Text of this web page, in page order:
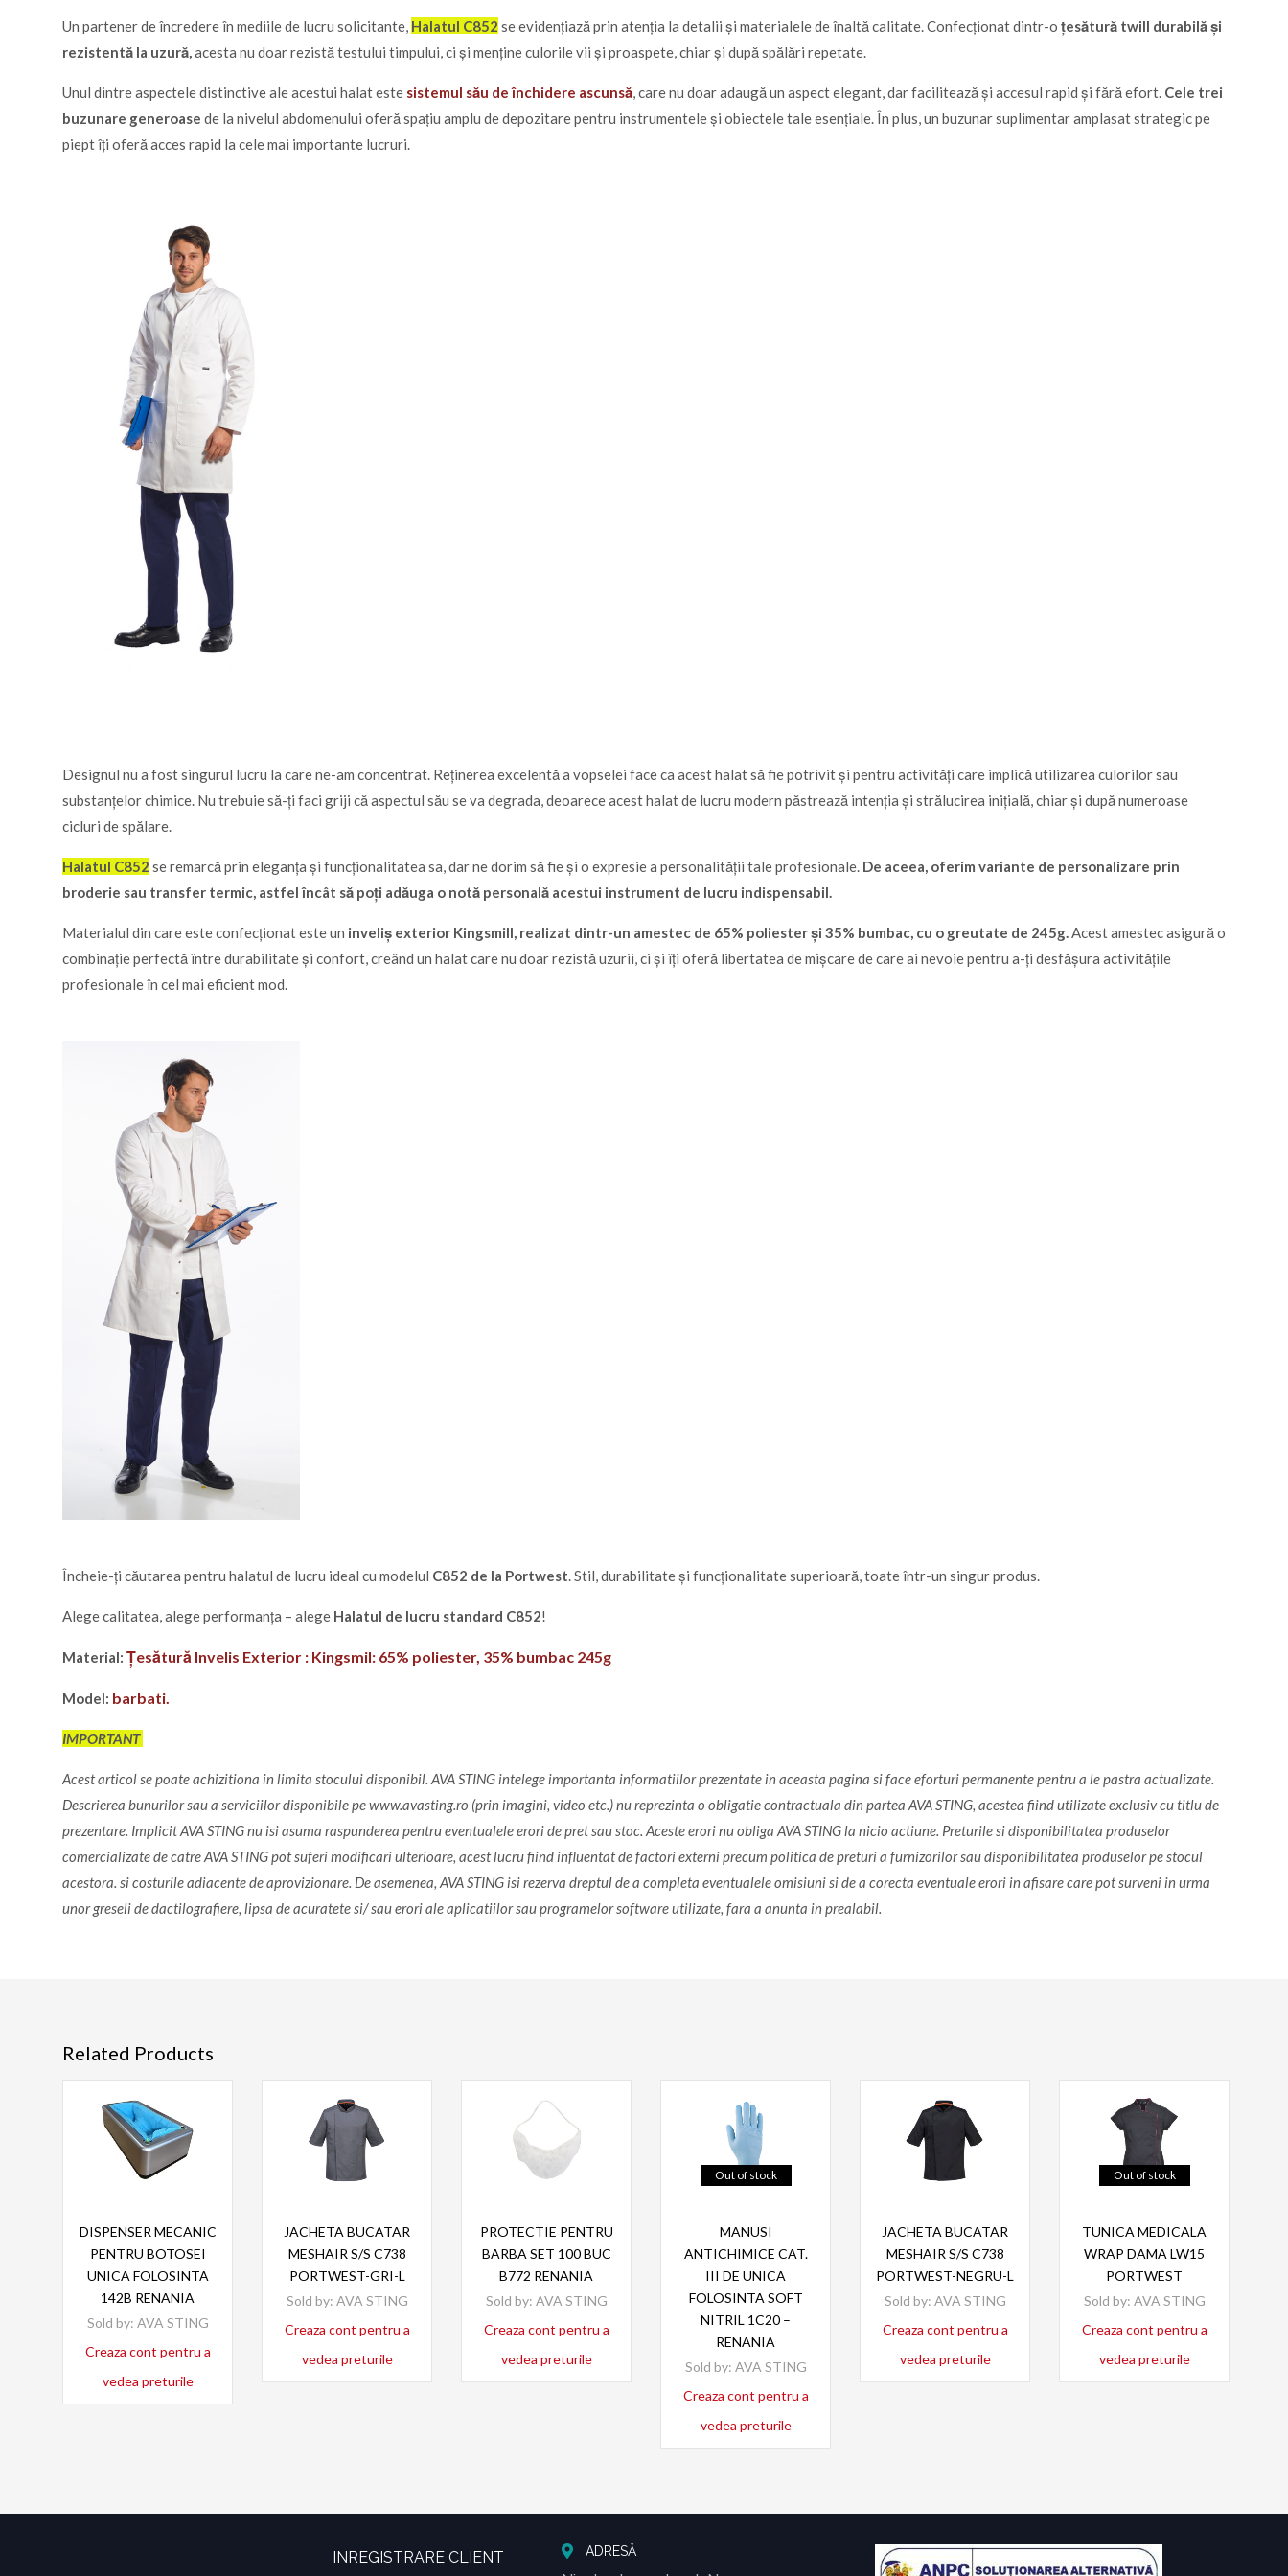
Un partener de încredere în mediile de lucru solicitante, Halatul C852 se evidențiază prin atenția la detalii și materialele de înaltă calitate. Confecționat dintr-o țesătură twill durabilă și
rezistentă la uzură,acesta nu doar rezistă testului timpului, ci și menține culorile vii și proaspete, chiar și după spălări repetate.
Unul dintre aspectele distinctive ale acestui halat este sistemul său de închidere ascunsă, care nu doar adaugă un aspect elegant, dar facilitează și accesul rapid și fără efort. Cele trei
buzunare generoase de la nivelul abdomenului oferă spațiu amplu de depozitare pentru instrumentele și obiectele tale esențiale. În plus, un buzunar suplimentar amplasat strategic pe
piept îți oferă acces rapid la cele mai importante lucruri.
Designul nu a fost singurul lucru la care ne-am concentrat. Reținerea excelentă a vopselei face ca acest halat să fie potrivit și pentru activități care implică utilizarea culorilor sau
substanțelor chimice. Nu trebuie să-ți faci griji că aspectul său se va degrada, deoarece acest halat de lucru modern păstrează intenția și strălucirea inițială, chiar și după numeroase
cicluri de spălare.
Halatul C852 se remarcă prin eleganța și funcționalitatea sa, dar ne dorim să fie și o expresie a personalității tale profesionale. De aceea, oferim variante de personalizare prin
broderie sau transfer termic, astfel încât să poți adăuga o notă personală acestui instrument de lucru indispensabil.
Materialul din care este confecționat este un inveliș exterior Kingsmill, realizat dintr-un amestec de 65% poliester și 35% bumbac, cu o greutate de 245g.Acest amestec asigură o
combinație perfectă între durabilitate și confort, creând un halat care nu doar rezistă uzurii, ci și îți oferă libertatea de mișcare de care ai nevoie pentru a-ți desfășura activitățile
profesionale în cel mai eficient mod.
Încheie-ți căutarea pentru halatul de lucru ideal cu modelul C852 de la Portwest. Stil, durabilitate și funcționalitate superioară, toate într-un singur produs.
Alege calitatea, alege performanța – alege Halatul de lucru standard C852!
Material: Țesătură Invelis Exterior : Kingsmil: 65% poliester, 35% bumbac 245g
Model: barbati.
IMPORTANT
Acest articol se poate achizitiona in limita stocului disponibil. AVA STING intelege importanta informatiilor prezentate in aceasta pagina si face eforturi permanente pentru a le pastra actualizate.
Descrierea bunurilor sau a serviciilor disponibile pe www.avasting.ro (prin imagini, video etc.) nu reprezinta o obligatie contractuala din partea AVA STING, acestea fiind utilizate exclusiv cu titlu de
prezentare. Implicit AVA STING nu isi asuma raspunderea pentru eventualele erori de pret sau stoc. Aceste erori nu obliga AVA STING la nicio actiune. Preturile si disponibilitatea produselor
comercializate de catre AVA STING pot suferi modificari ulterioare, acest lucru fiind influentat de factori externi precum politica de preturi a furnizorilor sau disponibilitatea produselor pe stocul
acestora. si costurile adiacente de aprovizionare. De asemenea, AVA STING isi rezerva dreptul de a completa eventualele omisiuni si de a corecta eventuale erori in afisare care pot surveni in urma
unor greseli de dactilografiere, lipsa de acuratete si/ sau erori ale aplicatiilor sau programelor software utilizate, fara a anunta in prealabil.
Related Products
DISPENSER MECANIC
PENTRU BOTOSEI
UNICA FOLOSINTA
142B RENANIA
Sold by: AVA STING
Creaza cont pentru a
vedea preturile
JACHETA BUCATAR
MESHAIR S/S C738
PORTWEST-GRI-L
Sold by: AVA STING
Creaza cont pentru a
vedea preturile
PROTECTIE PENTRU
BARBA SET 100 BUC
B772 RENANIA
Sold by: AVA STING
Creaza cont pentru a
vedea preturile
Out of stock
MANUSI
ANTICHIMICE CAT.
III DE UNICA
FOLOSINTA SOFT
NITRIL 1C20 –
RENANIA
Sold by: AVA STING
Creaza cont pentru a
vedea preturile
JACHETA BUCATAR
MESHAIR S/S C738
PORTWEST-NEGRU-L
Sold by: AVA STING
Creaza cont pentru a
vedea preturile
Out of stock
TUNICA MEDICALA
WRAP DAMA LW15
PORTWEST
Sold by: AVA STING
Creaza cont pentru a
vedea preturile
INREGISTRARE CLIENT ADRESĂ